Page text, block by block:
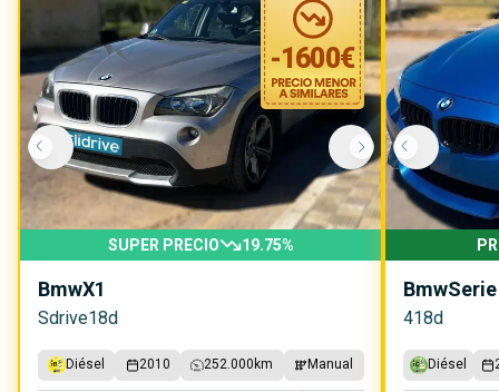
-1600€
SUPER PRECIO 19.75%
BmwX1
Sdrive18d
Diésel 2010 252.000 km Manual
BmwSerie
418d
Diésel